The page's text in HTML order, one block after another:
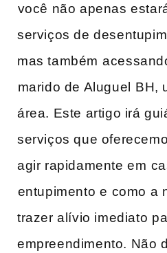
⁢você‌ não apenas
serviços de
mas também⁣
⁣marido‌ de Aluguel⁢ BH,
área. Este ‌artigo‌ irá
serviços que‍
agir rapidamente em⁢
⁤entupimento e ⁢como⁤ a
trazer alívio imediato
empreendimento. Não